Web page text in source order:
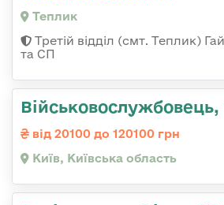
Теплик
Третій відділ (смт. Теплик)
та СП
Військовослужбовець,
від 20100 до 120100 грн
Київ, Київська область